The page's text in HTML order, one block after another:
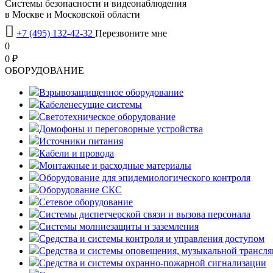
Системы безопасности и видеонаблюдения
в Москве и Московской области
 +7 (495) 132-42-32 Перезвоните мне
0
0 ₽
OБОРУДОВАНИЕ
Взрывозащищенное оборудование
Кабеленесущие системы
Светотехническое оборудование
Домофоны и переговорные устройства
Источники питания
Кабели и провода
Монтажные и расходные материалы
Оборудование для эпидемиологического контроля
Оборудование СКС
Сетевое оборудование
Системы диспетчерской связи и вызова персонала
Системы молниезащиты и заземления
Средства и системы контроля и управления доступом
Средства и системы оповещения, музыкальной
Средства и системы охранно-пожарной сигнализации